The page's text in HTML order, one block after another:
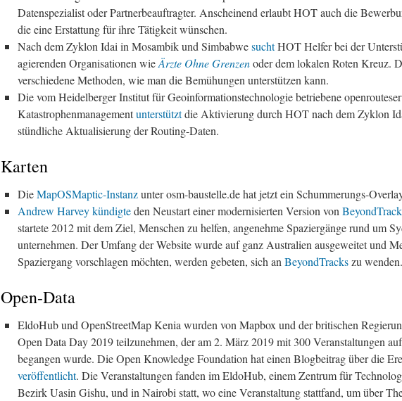
Datenspezialist oder Partnerbeauftragter. Anscheinend erlaubt HOT auch die
die eine Erstattung für ihre Tätigkeit wünschen.
Nach dem Zyklon Idai in Mosambik und SimbabwesuchtHOT Helfer bei der
agierenden Organisationen wieÄrzte Ohne Grenzenoder dem lokalen Roten Kreuz.
verschiedene Methoden, wie man die Bemühungen unterstützen kann.
Die vom Heidelberger Institut für Geoinformationstechnologie betriebene
Katastrophenmanagementunterstütztdie Aktivierung durch HOT nach dem Zyklon
stündliche Aktualisierung der Routing-Daten.
Karten
DieMapOSMaptic-Instanzunter osm-baustelle.de hat jetzt ein Schummerungs-
Andrew Harveykündigteden Neustart einer modernisierten Version von
startete 2012 mit dem Ziel, Menschen zu helfen, angenehme Spaziergänge rund um
unternehmen. Der Umfang der Website wurde auf ganz Australien ausgeweitet und
Spaziergang vorschlagen möchten, werden gebeten, sich an BeyondTrackszu wenden.
Open-Data
EldoHub und OpenStreetMap Kenia wurden von Mapbox und der britischen
Open Data Day 2019 teilzunehmen, der am 2. März 2019 mit 300 Veranstaltungen
begangen wurde. Die Open Knowledge Foundation hat einen Blogbeitrag über die
veröffentlicht. Die Veranstaltungen fanden im EldoHub, einem Zentrum für
Bezirk Uasin Gishu, und in Nairobi statt, wo eine Veranstaltung stattfand, um über